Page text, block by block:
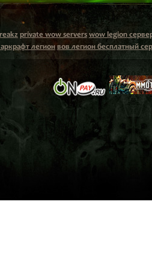
private wow servers wow legion
легион вов легион бесплатный